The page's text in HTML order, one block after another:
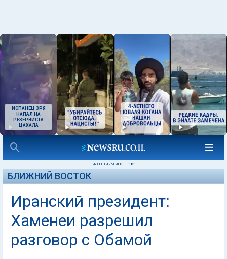
ИСПАНЕЦ ЗРЯ
НАПАЛ НА
РЕЗЕРВИСТА
ЦАХАЛА
28 СЕНТЯБРЯ 2013 18:00
БЛИЖНИЙ ВОСТОК
Иранский президент:
Хаменеи разрешил
разговор с Обамой